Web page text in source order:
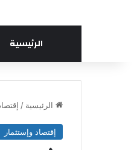
الرئيسية
الرئيسية /
إقتصاد وإستثمار